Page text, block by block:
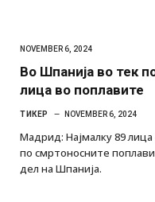
NOVEMBER 6, 2024
Во Шпанија во тек
лица во поплавите
ТИКЕР NOVEMBER 6, 2024
Мадрид: Најмалку 89
по смртоносните
дел на Шпанија.